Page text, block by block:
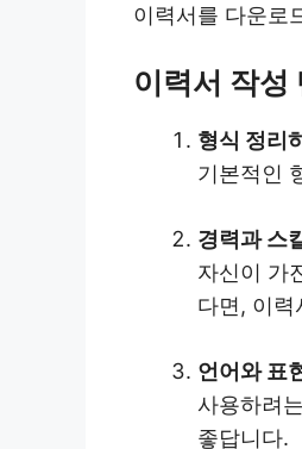
이력서를 다운로
이력서 작성
형식 정리
기본적인
경력과 스
자신이 가
다면, 이력
언어와 표
사용하려
좋답니다.